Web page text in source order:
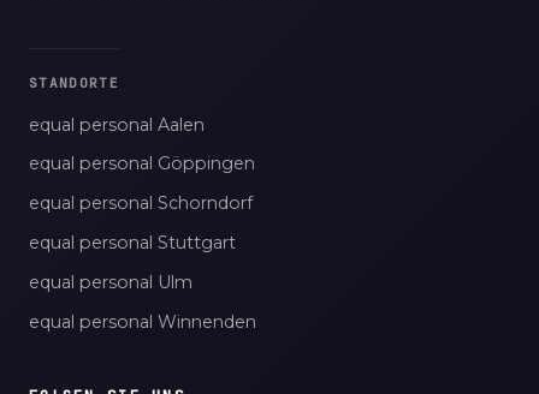
STANDORTE
equal personal Aalen
equal personal Göppingen
equal personal Schorndorf
equal personal Stuttgart
equal personal Ulm
equal personal Winnenden